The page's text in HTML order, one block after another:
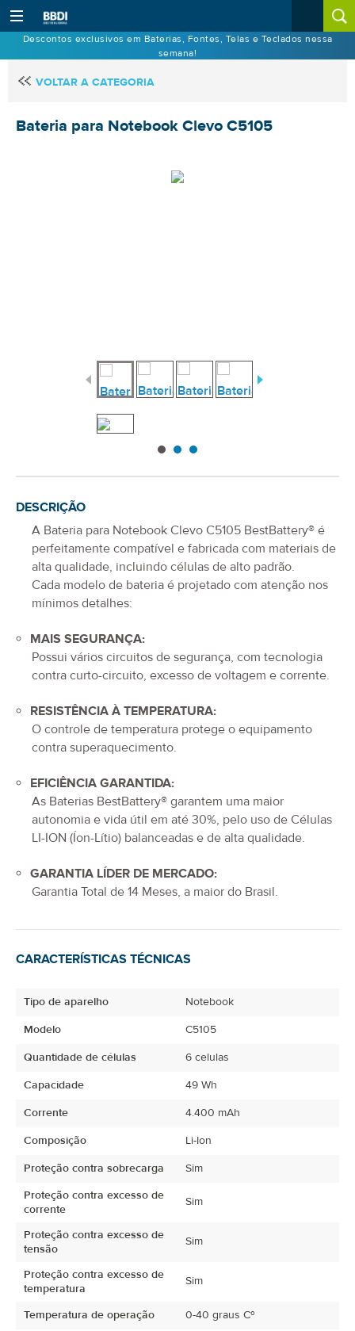
Descontos exclusivos em Baterias, Fontes, Telas e Teclados nessa
semana!
VOLTAR A CATEGORIA
Bateria para Notebook Clevo C5105
DESCRIÇÃO
A Bateria para Notebook Clevo C5105 BestBattery® é
perfeitamente compatível e fabricada com materiais de
alta qualidade, incluindo células de alto padrão.
Cada modelo de bateria é projetado com atenção nos
mínimos detalhes:
MAIS SEGURANÇA:
Possui vários circuitos de segurança, com tecnologia
contra curto-circuito, excesso de voltagem e corrente.
RESISTÊNCIA À TEMPERATURA:
O controle de temperatura protege o equipamento
contra superaquecimento.
EFICIÊNCIA GARANTIDA:
As Baterias BestBattery® garantem uma maior
autonomia e vida útil em até 30%, pelo uso de Células
LI-ION (Íon-Lítio) balanceadas e de alta qualidade.
GARANTIA LÍDER DE MERCADO:
Garantia Total de 14 Meses, a maior do Brasil.
CARACTERÍSTICAS TÉCNICAS
Tipo de aparelho
Notebook
Modelo
C5105
Quantidade de células
6 celulas
Capacidade
49 Wh
Corrente
4.400 mAh
Composição
Li-Ion
Proteção contra sobrecarga
Sim
Proteção contra excesso de
corrente
Sim
Proteção contra excesso de
tensão
Sim
Proteção contra excesso de
temperatura
Sim
Temperatura de operação
0-40 graus Cº